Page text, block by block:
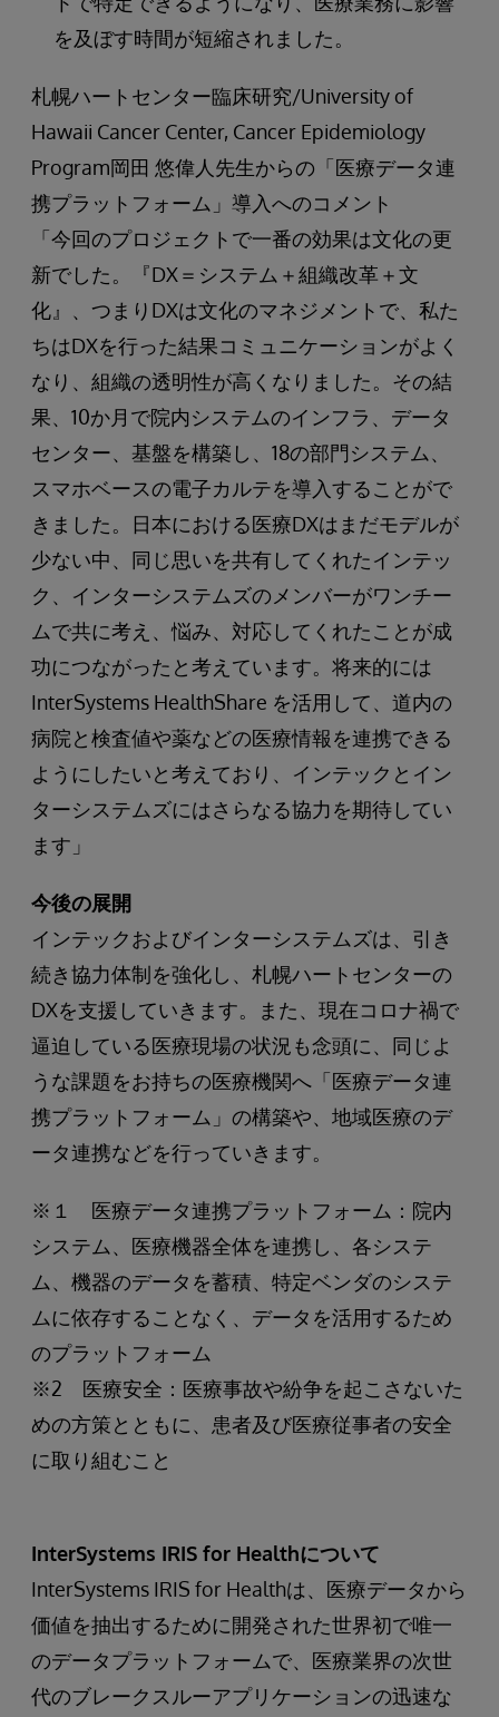
を及ぼす時間が短縮されました。
札幌ハートセンター臨床研究/University of
Hawaii Cancer Center, Cancer Epidemiology
Program岡田 悠偉人先生からの「医療データ連
携プラットフォーム」導入へのコメント
「今回のプロジェクトで一番の効果は文化の更
新でした。『DX＝システム＋組織改革＋文
化』、つまりDXは文化のマネジメントで、私た
ちはDXを行った結果コミュニケーションがよく
なり、組織の透明性が高くなりました。その結
果、10か月で院内システムのインフラ、データ
センター、基盤を構築し、18の部門システム、
スマホベースの電子カルテを導入することがで
きました。日本における医療DXはまだモデルが
少ない中、同じ思いを共有してくれたインテッ
ク、インターシステムズのメンバーがワンチー
ムで共に考え、悩み、対応してくれたことが成
功につながったと考えています。将来的には
InterSystems HealthShare を活用して、道内の
病院と検査値や薬などの医療情報を連携できる
ようにしたいと考えており、インテックとイン
ターシステムズにはさらなる協力を期待してい
ます」
今後の展開
インテックおよびインターシステムズは、引き
続き協力体制を強化し、札幌ハートセンターの
DXを支援していきます。また、現在コロナ禍で
逼迫している医療現場の状況も念頭に、同じよ
うな課題をお持ちの医療機関へ「医療データ連
携プラットフォーム」の構築や、地域医療のデ
ータ連携などを行っていきます。
※１ 医療データ連携プラットフォーム：院内
システム、医療機器全体を連携し、各システ
ム、機器のデータを蓄積、特定ベンダのシステ
ムに依存することなく、データを活用するため
のプラットフォーム
※2 医療安全：医療事故や紛争を起こさないた
めの方策とともに、患者及び医療従事者の安全
に取り組むこと
InterSystems IRIS for Healthについて
InterSystems IRIS for Healthは、医療データから
価値を抽出するために開発された世界初で唯一
のデータプラットフォームで、医療業界の次世
代のブレークスルーアプリケーションの迅速な